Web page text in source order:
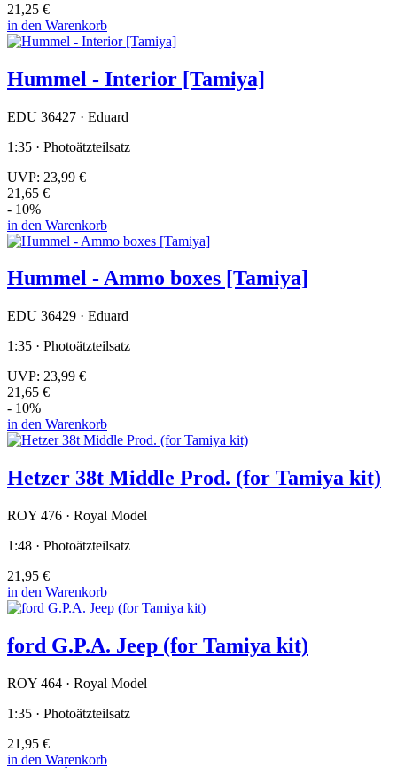
21,25 €
in den Warenkorb
Hummel - Interior [Tamiya]
EDU 36427 · Eduard
1:35 · Photoätzteilsatz
UVP: 23,99 €
21,65 €
- 10%
in den Warenkorb
Hummel - Ammo boxes [Tamiya]
EDU 36429 · Eduard
1:35 · Photoätzteilsatz
UVP: 23,99 €
21,65 €
- 10%
in den Warenkorb
Hetzer 38t Middle Prod. (for Tamiya kit)
ROY 476 · Royal Model
1:48 · Photoätzteilsatz
21,95 €
in den Warenkorb
ford G.P.A. Jeep (for Tamiya kit)
ROY 464 · Royal Model
1:35 · Photoätzteilsatz
21,95 €
in den Warenkorb